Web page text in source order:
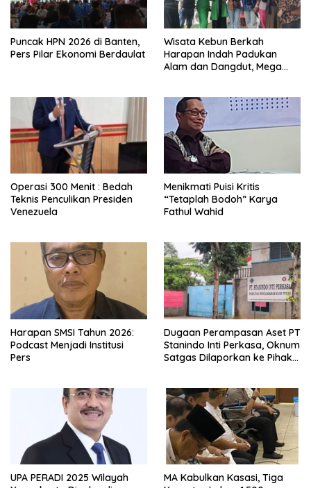
Puncak HPN 2026 di Banten,
Pers Pilar Ekonomi Berdaulat
Wisata Kebun Berkah
Harapan Indah Padukan
Alam dan Dangdut, Mega
Operasi 300 Menit : Bedah
Teknis Penculikan Presiden
Menikmati Puisi Kritis
“Tetaplah Bodoh” Karya
Fathul Wahid
Harapan SMSI Tahun 2026:
Podcast Menjadi Institusi
Dugaan Perampasan Aset PT
Stanindo Inti Perkasa, Oknum
Satgas Dilaporkan ke Pihak
UPA PERADI 2025 Wilayah
MA Kabulkan Kasasi, Tiga